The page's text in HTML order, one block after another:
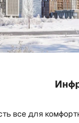
все для